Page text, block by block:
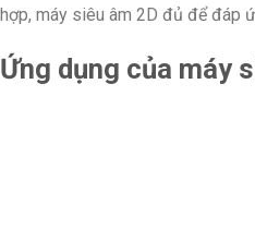
hợp, máy siêu âm 2D đủ để đáp
Ứng dụng của máy